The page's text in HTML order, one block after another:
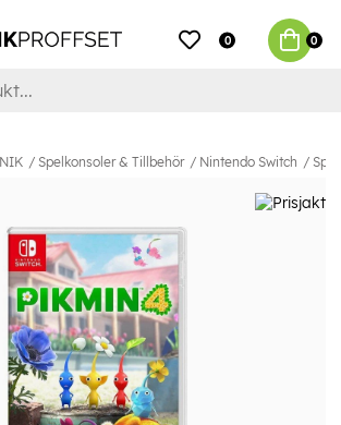
0 0
Spelkonsoler & Tillbehör Nintendo Switch Spel